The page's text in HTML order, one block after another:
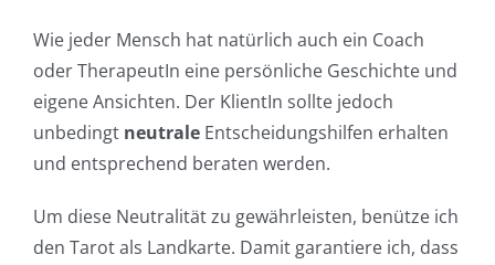
Wie jeder Mensch hat natürlich auch ein Coach
oder TherapeutIn eine persönliche Geschichte und
eigene Ansichten. Der KlientIn sollte jedoch
unbedingt neutraleEntscheidungshilfen erhalten
und entsprechend beraten werden.
Um diese Neutralität zu gewährleisten, benütze ich
den Tarot als Landkarte. Damit garantiere ich, dass